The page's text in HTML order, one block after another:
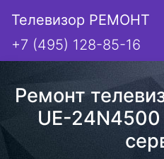
Телевизор РЕМОНТ
+7 (495) 128-85-16
Ремонт
UE-